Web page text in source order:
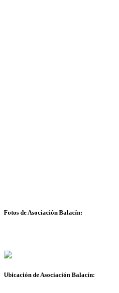
Fotos de Asociación Balacín:
Ubicación de Asociación Balacín: